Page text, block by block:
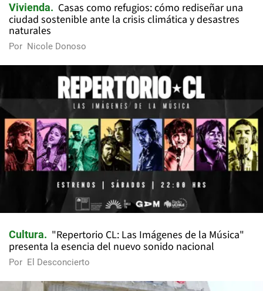
Vivienda
Casas como refugios: cómo rediseñar una
ciudad sostenible ante la crisis climática y desastres
naturales
Por Nicole Donoso
Cultura
"Repertorio CL: Las Imágenes de la Música"
presenta la esencia del nuevo sonido nacional
Por El Desconcierto